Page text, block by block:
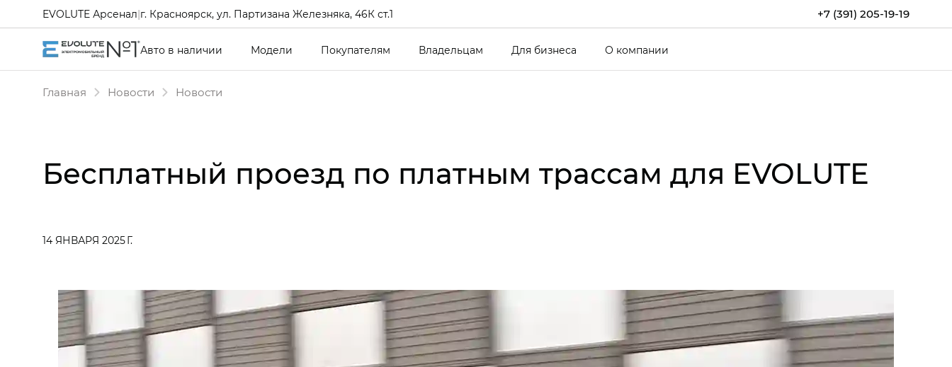
+7 (391) 205-19-19
EVOLUTE Арсенал|г. Красноярск, ул. Партизана Железняка, 46К ст.1
Авто в наличии Модели Покупателям Владельцам Для бизнеса О компании
Главная Новости Новости
Бесплатный проезд по платным трассам для EVOLUTE
14 ЯНВАРЯ 2025 Г.